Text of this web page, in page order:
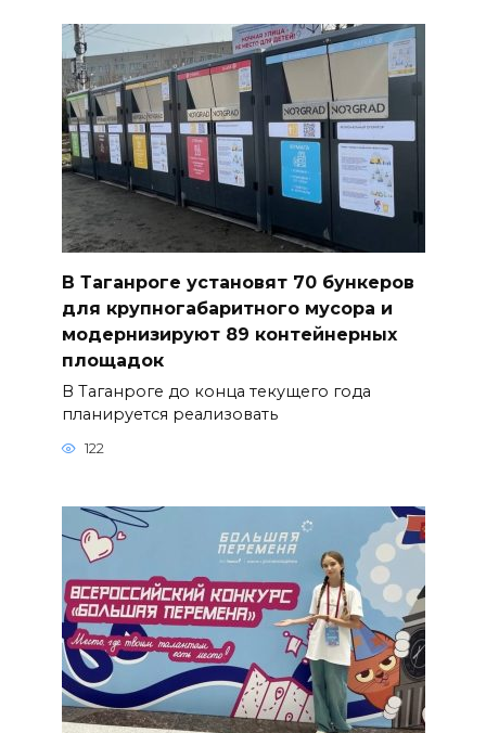
В Таганроге установят 70 бункеров
для крупногабаритного мусора и
модернизируют 89 контейнерных
площадок
В Таганроге до конца текущего года
планируется реализовать
122